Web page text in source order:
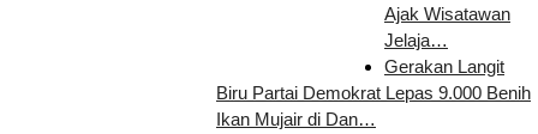
Ajak Wisatawan
Jelaja…
Gerakan Langit
Biru Partai Demokrat Lepas 9.000 Benih
Ikan Mujair di Dan…